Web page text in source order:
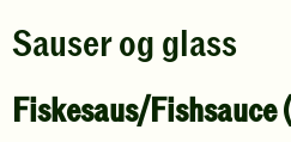
Sauser og glass
Fiskesaus/Fishsauce